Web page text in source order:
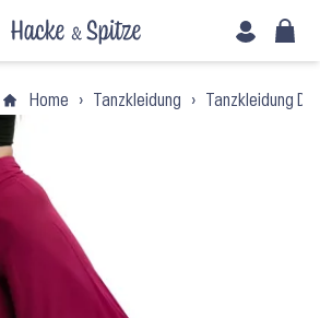
Home › Tanzkleidung › Tanzkleidung